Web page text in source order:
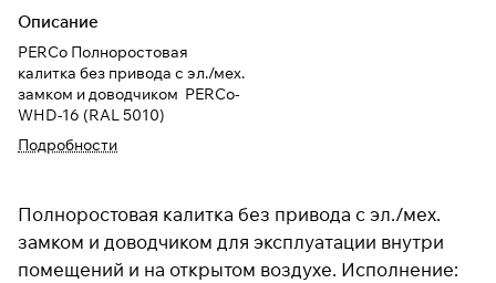
Описание
PERCo Полноростовая
калитка без привода с эл./мех.
замком и доводчиком PERCo-
WHD-16 (RAL 5010)
Подробности
Полноростовая калитка без привода с эл./мех.
замком и доводчиком для эксплуатации внутри
помещений и на открытом воздухе. Исполнение: